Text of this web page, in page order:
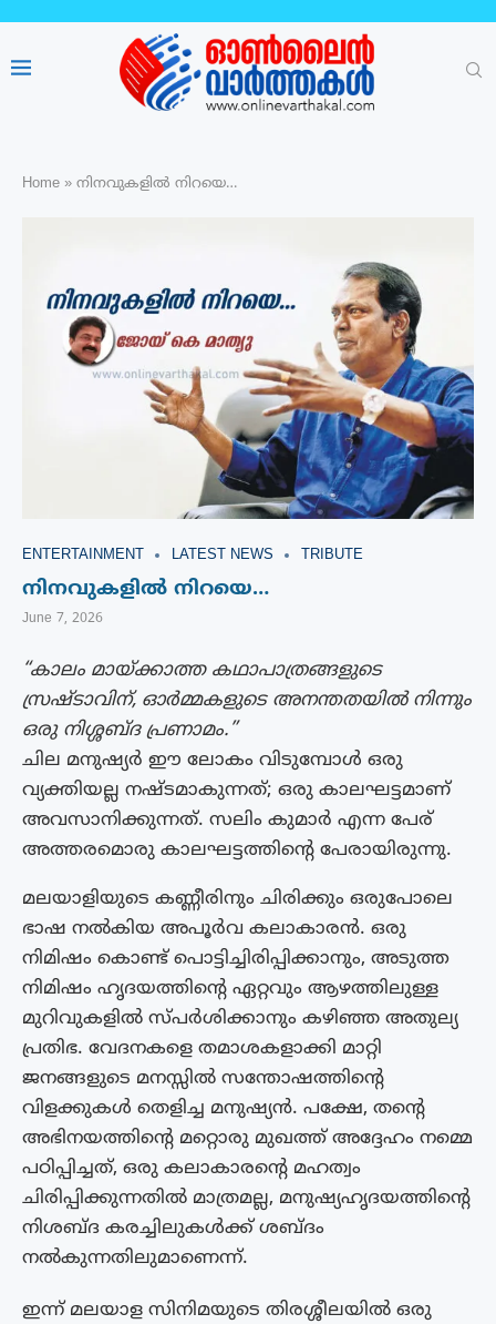
Home » നിനവുകളിൽ നിറയെ…
ENTERTAINMENT LATEST NEWS TRIBUTE
നിനവുകളിൽ നിറയെ…
June 7, 2026
“കാലം മായ്ക്കാത്ത കഥാപാത്രങ്ങളുടെ
സ്രഷ്ടാവിന്, ഓർമ്മകളുടെ അനന്തതയിൽ നിന്നും
ഒരു നിശ്ശബ്ദ പ്രണാമം.”
ചില മനുഷ്യർ ഈ ലോകം വിടുമ്പോൾ ഒരു
വ്യക്തിയല്ല നഷ്ടമാകുന്നത്; ഒരു കാലഘട്ടമാണ്
അവസാനിക്കുന്നത്. സലിം കുമാർ എന്ന പേര്
അത്തരമൊരു കാലഘട്ടത്തിന്റെ പേരായിരുന്നു.
മലയാളിയുടെ കണ്ണീരിനും ചിരിക്കും ഒരുപോലെ
ഭാഷ നൽകിയ അപൂർവ കലാകാരൻ. ഒരു
നിമിഷം കൊണ്ട് പൊട്ടിച്ചിരിപ്പിക്കാനും, അടുത്ത
നിമിഷം ഹൃദയത്തിന്റെ ഏറ്റവും ആഴത്തിലുള്ള
മുറിവുകളിൽ സ്പർശിക്കാനും കഴിഞ്ഞ അതുല്യ
പ്രതിഭ. വേദനകളെ തമാശകളാക്കി മാറ്റി
ജനങ്ങളുടെ മനസ്സിൽ സന്തോഷത്തിന്റെ
വിളക്കുകൾ തെളിച്ച മനുഷ്യൻ. പക്ഷേ, തന്റെ
അഭിനയത്തിന്റെ മറ്റൊരു മുഖത്ത് അദ്ദേഹം നമ്മെ
പഠിപ്പിച്ചത്, ഒരു കലാകാരന്റെ മഹത്വം
ചിരിപ്പിക്കുന്നതിൽ മാത്രമല്ല, മനുഷ്യഹൃദയത്തിന്റെ
നിശബ്ദ കരച്ചിലുകൾക്ക് ശബ്ദം
നൽകുന്നതിലുമാണെന്ന്.
ഇന്ന് മലയാള സിനിമയുടെ തിരശ്ശീലയിൽ ഒരു